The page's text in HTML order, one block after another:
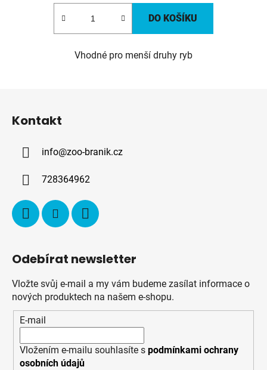
DO KOŠÍKU
Vhodné pro menší druhy ryb
Kontakt
info@zoo-branik.cz
728364962
Odebírat newsletter
Vložte svůj e-mail a my vám budeme zasílat informace o
nových produktech na našem e-shopu.
E-mail
Vložením e-mailu souhlasíte s podmínkami ochrany
osobních údajů